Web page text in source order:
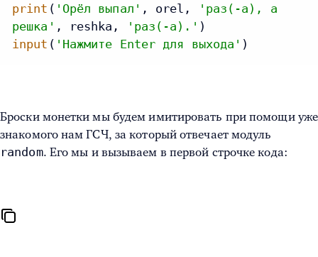
print ( 'Орёл выпал' , orel,
'раз(-а), а
решка' , reshka, 'раз(-а).'
input ( 'Нажмите Enter для выхода' )
Броски монетки мы будем имитировать при помощи уже
знакомого нам ГСЧ, за который отвечает модуль
random. Его мы и вызываем в первой строчке кода: